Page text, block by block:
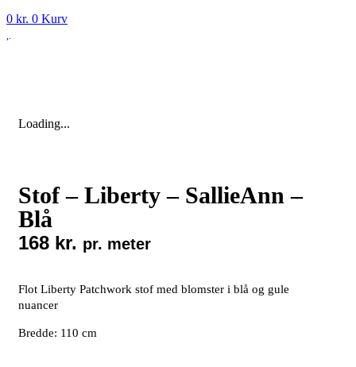
0 kr. 0 Kurv
Loading...
Stof – Liberty – SallieAnn –
Blå
168 kr. pr. meter
Flot Liberty Patchwork stof med blomster i blå og gule
nuancer
Bredde: 110 cm